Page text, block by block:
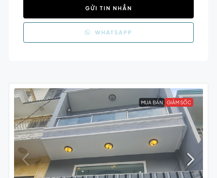
GỬI TIN NHẮN
WHATSAPP
MUA BÁN GIẢM SỐC